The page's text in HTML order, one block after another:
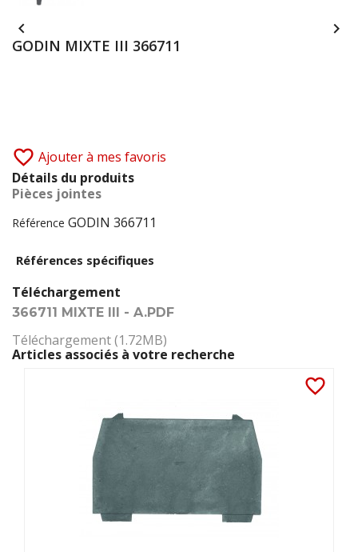


GODIN MIXTE III 366711
favorite_border Ajouter à mes favoris
Détails du produits
Pièces jointes
Référence GODIN 366711
Références spécifiques
Téléchargement
366711 MIXTE III - A.PDF
Téléchargement (1.72MB)
Articles associés à votre recherche
favorite_border